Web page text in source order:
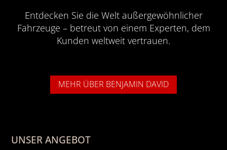
Entdecken Sie die Welt außergewöhnlicher
Fahrzeuge – betreut von einem Experten, dem
Kunden weltweit vertrauen.
MEHR ÜBER BENJAMIN DAVID
UNSER ANGEBOT